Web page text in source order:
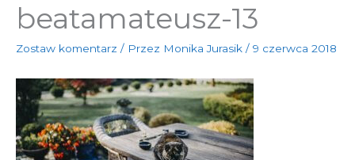
beatamateusz-13
Zostaw komentarz / Przez Monika Jurasik / 9 czerwca 2018